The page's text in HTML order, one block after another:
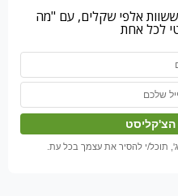
ששוות אלפי שקלים, עם "מה
לכל אחת
תוכל/י להסיר את עצמך בכל עת.